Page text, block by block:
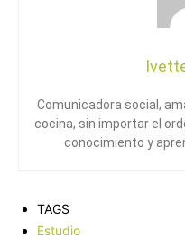
Comunicadora social,
cocina, sin importar el
conocimiento y
TAGS
Estudio